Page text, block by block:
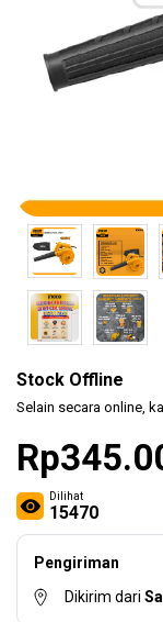
Stock Offline
Selain secara online,
Dilihat
15470
Pengiriman
Dikirim dari
Power
Accessories
Other
Hardware
Tools